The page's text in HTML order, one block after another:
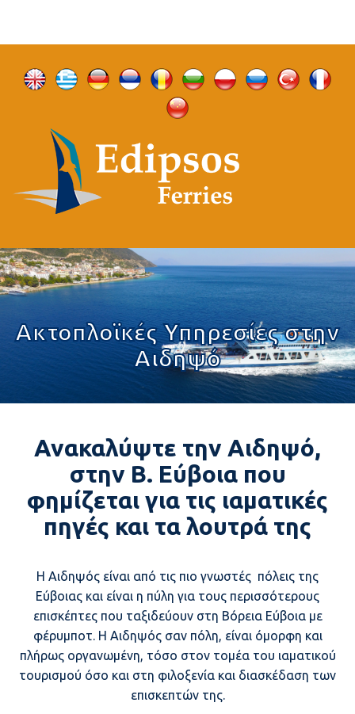
Ακτοπλοϊκές Υπηρεσίες στην
Αιδηψό
Ανακαλύψτε την Αιδηψό,
στην Β. Εύβοια που
φημίζεται για τις ιαματικές
πηγές και τα λουτρά της
Η Αιδηψός είναι από τις πιο γνωστές πόλεις της
Εύβοιας και είναι η πύλη για τους περισσότερους
επισκέπτες που ταξιδεύουν στη Βόρεια Εύβοια με
φέρυμποτ. Η Αιδηψός σαν πόλη, είναι όμορφη και
πλήρως οργανωμένη, τόσο στον τομέα του ιαματικού
τουρισμού όσο και στη φιλοξενία και διασκέδαση των
επισκεπτών της.